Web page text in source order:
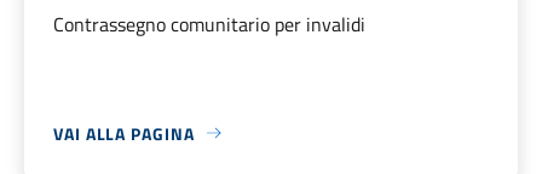
Contrassegno comunitario per invalidi
VAI ALLA PAGINA